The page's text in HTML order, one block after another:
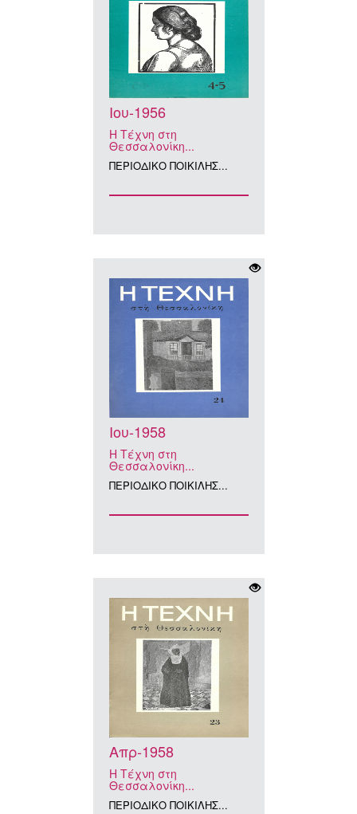
Ιου-1956
Η Τέχνη στη
Θεσσαλονίκη...
ΠΕΡΙΟΔΙΚΟ ΠΟΙΚΙΛΗΣ...
Ιου-1958
Η Τέχνη στη
Θεσσαλονίκη...
ΠΕΡΙΟΔΙΚΟ ΠΟΙΚΙΛΗΣ...
Απρ-1958
Η Τέχνη στη
Θεσσαλονίκη...
ΠΕΡΙΟΔΙΚΟ ΠΟΙΚΙΛΗΣ...